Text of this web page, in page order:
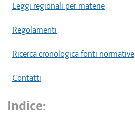
Leggi regionali per materie
Regolamenti
Ricerca cronologica fonti normative
Contatti
Indice: